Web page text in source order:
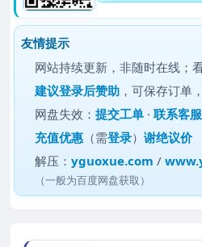
友情提示
网站持续更新，非随时在线；
建议登录后赞助 ，可保存订单
网盘失效：提交工单 ·联系客服
充值优惠 （需登录）谢绝议价
解压：yguoxue.com /
（一般为百度网盘获取）